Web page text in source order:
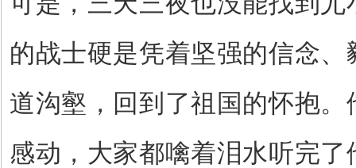
的战士硬是凭着坚强的信念
道沟壑，回到了祖国的怀抱
感动，大家都噙着泪水听完